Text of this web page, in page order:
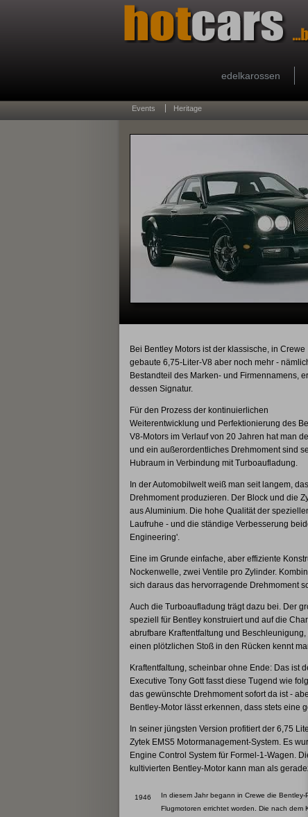
edelkarossen
Events Heritage
Bei Bentley Motors ist der klassische, in Crewe
gebaute 6,75-Liter-V8 aber noch mehr -
Bestandteil des Marken- und Firmennamens,
dessen Signatur.
Für den Prozess der kontinuierlichen
Weiterentwicklung und Perfektionierung des
V8-Motors im Verlauf von 20 Jahren hat man
und ein außerordentliches Drehmoment sind
Hubraum in Verbindung mit Turboaufladung.
In der Automobilwelt weiß man seit langem,
Drehmoment produzieren. Der Block und die
aus Aluminium. Die hohe Qualität der
Laufruhe - und die ständige Verbesserung
Engineering'.
Eine im Grunde einfache, aber effiziente
Nockenwelle, zwei Ventile pro Zylinder.
sich daraus das hervorragende Drehmoment
Auch die Turboaufladung trägt dazu bei. Der
speziell für Bentley konstruiert und auf die
abrufbare Kraftentfaltung und
einen plötzlichen Stoß in den Rücken kennt
Kraftentfaltung, scheinbar ohne Ende: Das ist
Executive Tony Gott fasst diese Tugend wie
das gewünschte Drehmoment sofort da ist -
Bentley-Motor lässt erkennen, dass stets eine
In seiner jüngsten Version profitiert der 6,75
Zytek EMS5 Motormanagement-System. Es
Engine Control System für Formel-1-Wagen.
kultivierten Bentley-Motor kann man als
1946
In diesem Jahr begann in Crewe die
Flugmotoren errichtet worden. Die nach dem